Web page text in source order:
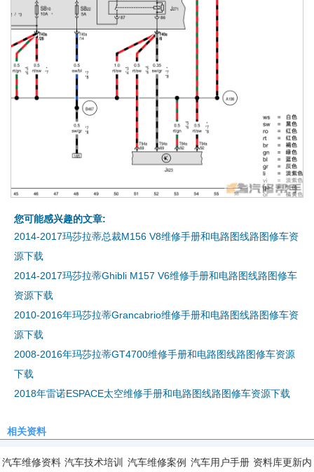
您可能感兴趣的文章:
2014-2017玛莎拉蒂总裁M156 V8维修手册和电路图线路图修车资
源下载
2014-2017玛莎拉蒂Ghibli M157 V6维修手册和电路图线路图修车
资源下载
2010-2016年玛莎拉蒂Grancabrio维修手册和电路图线路图修车资
源下载
2008-2016年玛莎拉蒂GT4700维修手册和电路图线路图修车资源
下载
2018年雷诺ESPACE太空维修手册和电路图线路图修车资源下载
相关资料
汽车维修资料 汽车技术培训 汽车维修案例 汽车用户手册 资料库更新内